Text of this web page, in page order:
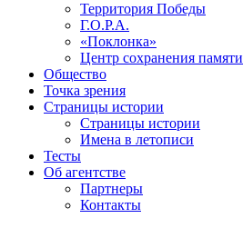
Территория Победы
Г.О.Р.А.
«Поклонка»
Центр сохранения памяти
Общество
Точка зрения
Страницы истории
Страницы истории
Имена в летописи
Тесты
Об агентстве
Партнеры
Контакты